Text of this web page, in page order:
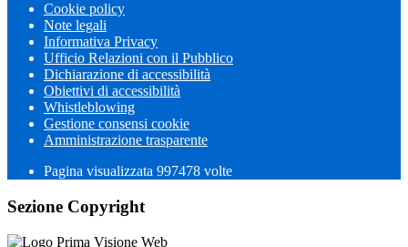
Cookie policy
Note legali
Informativa Privacy
Ufficio Relazioni con il Pubblico
Dichiarazione di accessibilità
Obiettivi di accessibilità
Whistleblowing
Gestione consensi cookie
Amministrazione trasparente
Pagina visualizzata 997478 volte
Sezione Copyright